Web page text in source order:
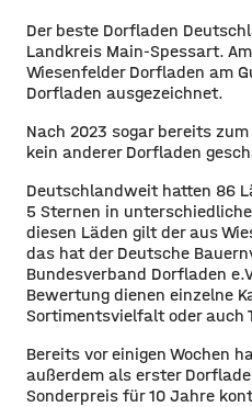
Der beste Dorfladen
Landkreis Main-Spessart.
Wiesenfelder Dorfladen am
Dorfladen ausgezeichnet.
Nach 2023 sogar bereits
kein anderer Dorfladen
Deutschlandweit hatten 86
5 Sternen in
diesen Läden gilt der aus
das hat der Deutsche
Bundesverband Dorfladen
Bewertung dienen einzelne
Sortimentsvielfalt oder auch
Bereits vor einigen Wochen
außerdem als erster
Sonderpreis für 10 Jahre